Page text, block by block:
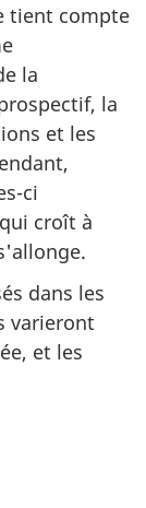
tient compte
la
la
et les
ci
croît à
dans les
varieront
et les